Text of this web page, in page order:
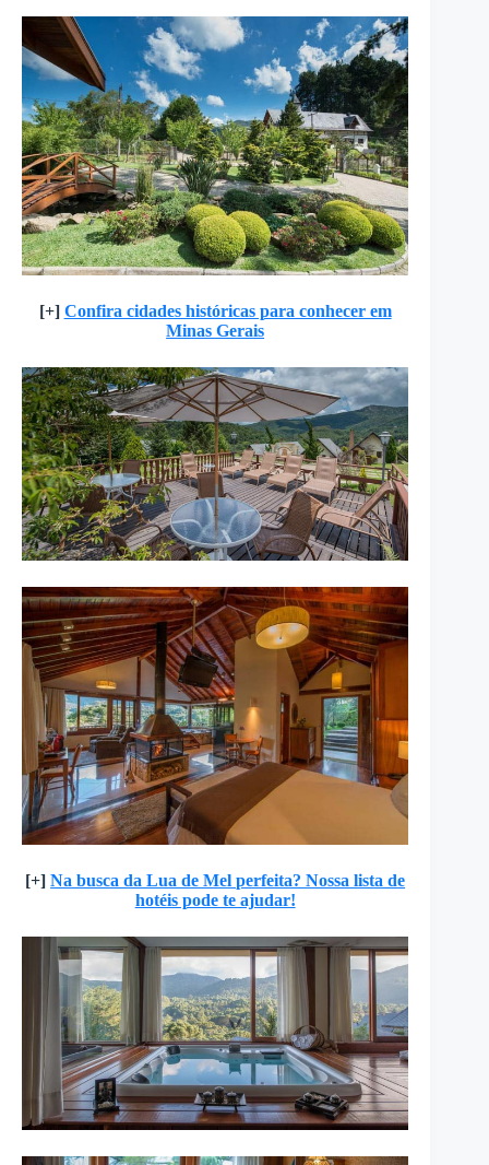
[+] Confira cidades históricas para conhecer em
Minas Gerais
[+]Na busca da Lua de Mel perfeita? Nossa lista de
hotéis pode te ajudar!